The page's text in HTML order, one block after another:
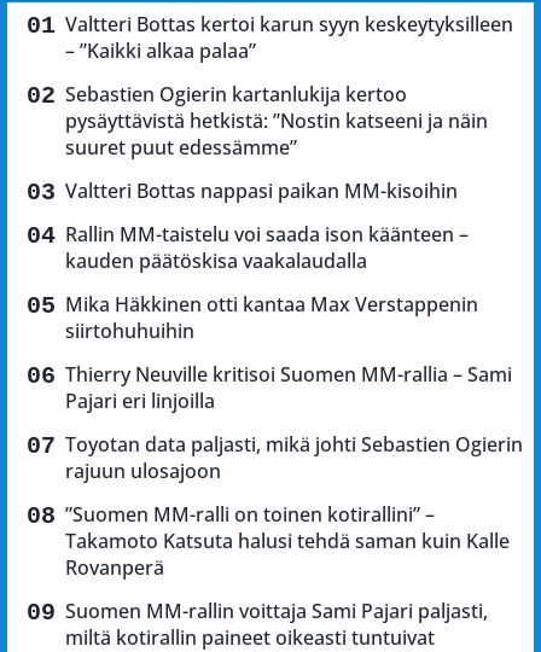
Valtteri Bottas kertoi karun syyn keskeytyksilleen
– ”Kaikki alkaa palaa”
Sebastien Ogierin kartanlukija kertoo
pysäyttävistä hetkistä: ”Nostin katseeni ja näin
suuret puut edessämme”
Valtteri Bottas nappasi paikan MM-kisoihin
Rallin MM-taistelu voi saada ison käänteen –
kauden päätöskisa vaakalaudalla
Mika Häkkinen otti kantaa Max Verstappenin
siirtohuhuihin
Thierry Neuville kritisoi Suomen MM-rallia – Sami
Pajari eri linjoilla
Toyotan data paljasti, mikä johti Sebastien Ogierin
rajuun ulosajoon
”Suomen MM-ralli on toinen kotirallini” –
Takamoto Katsuta halusi tehdä saman kuin Kalle
Rovanperä
Suomen MM-rallin voittaja Sami Pajari paljasti,
miltä kotirallin paineet oikeasti tuntuivat